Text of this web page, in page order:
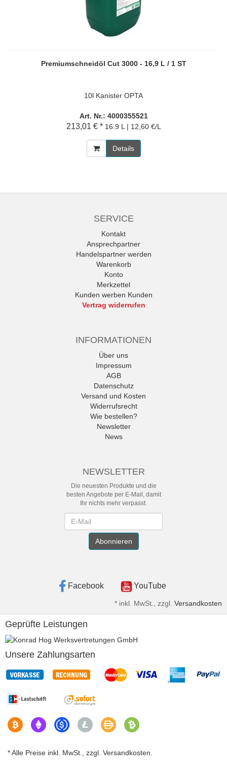
Premiumschneidöl Cut 3000 - 16,9 L / 1 ST
10l Kanister OPTA
Art. Nr.: 4000355521
213,01 € * 16.9 L | 12,60 €/L
Details
SERVICE
Kontakt
Ansprechpartner
Handelspartner werden
Warenkorb
Konto
Merkzettel
Kunden werben Kunden
Vertrag widerrufen
INFORMATIONEN
Über uns
Impressum
AGB
Datenschutz
Versand und Kosten
Widerrufsrecht
Wie bestellen?
Newsletter
News
NEWSLETTER
Die neuesten Produkte und die
besten Angebote per E-Mail, damit
Ihr nichts mehr verpasst.
Abonnieren
Facebook YouTube
* inkl. MwSt., zzgl. Versandkosten
Geprüfte Leistungen
Unsere Zahlungsarten
* Alle Preise inkl. MwSt., zzgl. Versandkosten.